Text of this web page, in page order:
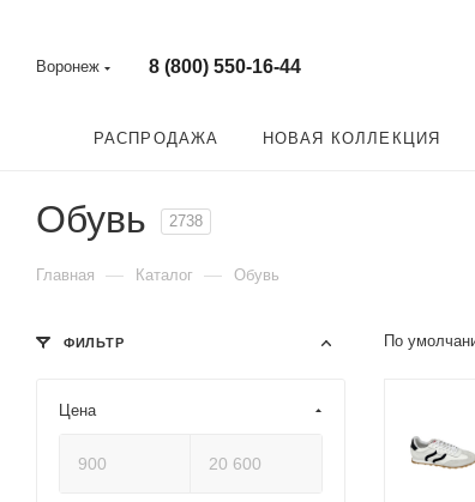
Воронеж 8 (800) 550-16-44
РАСПРОДАЖА НОВАЯ КОЛЛЕКЦИЯ
Обувь 2738
Главная — Каталог — Обувь
По
ФИЛЬТР
Цена